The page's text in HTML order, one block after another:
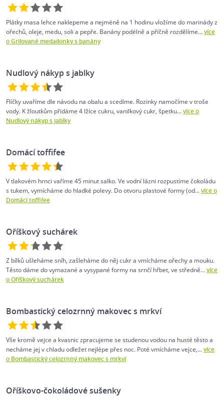
Plátky masa lehce naklepeme a nejméně na 1 hodinu vložíme do marinády z
ořechů, oleje, medu, soli a pepře. Banány podélně a příčně rozdělíme...více
o Grilované medailonky s banány
Nudlový nákyp s jablky
Flíčky uvaříme dle návodu na obalu a scedíme. Rozinky namočíme v troše
vody. K žloutkům přidáme 4 lžíce cukru, vanilkový cukr, špetku...více o
Nudlový nákyp s jablky
Domácí toffifee
V tlakovém hrnci vaříme 45 minut salko. Ve vodní lázni rozpustíme čokoládu
s tukem, vymícháme do hladké polevy. Do otvoru plastové formy (od...více o
Domácí toffifee
Oříškový suchárek
Z bílků ušleháme sníh, zašleháme do něj cukr a vmícháme ořechy a mouku.
Těsto dáme do vymazané a vysypané formy na srnčí hřbet, ve středně...více
o Oříškový suchárek
Bombastický celozrnný makovec s mrkví
Vše kromě vejce a kvasnic zpracujeme se studenou vodou na husté těsto a
necháme jej v chladu odležet nejlépe přes noc. Poté vmícháme vejce,...více
o Bombastický celozrnný makovec s mrkví
Oříškovo-čokoládové sušenky